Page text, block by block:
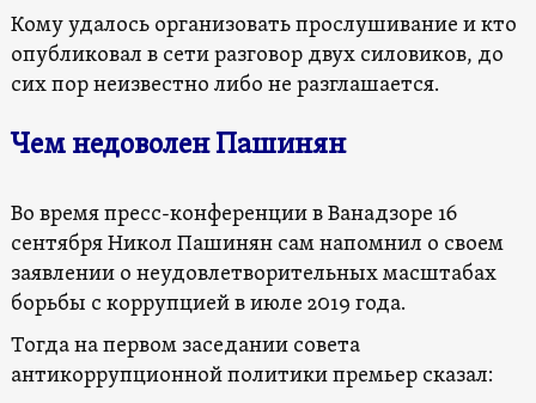
Кому удалось организовать прослушивание и кто
опубликовал в сети разговор двух силовиков, до
сих пор неизвестно либо не разглашается.
Чем недоволен Пашинян
Во время пресс-конференции в Ванадзоре 16
сентября Никол Пашинян сам напомнил о своем
заявлении о неудовлетворительных масштабах
борьбы с коррупцией в июле 2019 года.
Тогда на первом заседании совета
антикоррупционной политики премьер сказал: